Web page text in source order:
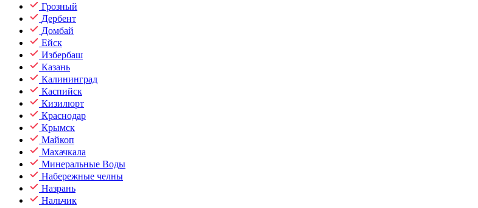
Грозный
Дербент
Домбай
Ейск
Избербаш
Казань
Калининград
Каспийск
Кизилюрт
Краснодар
Крымск
Майкоп
Махачкала
Минеральные Воды
Набережные челны
Назрань
Нальчик